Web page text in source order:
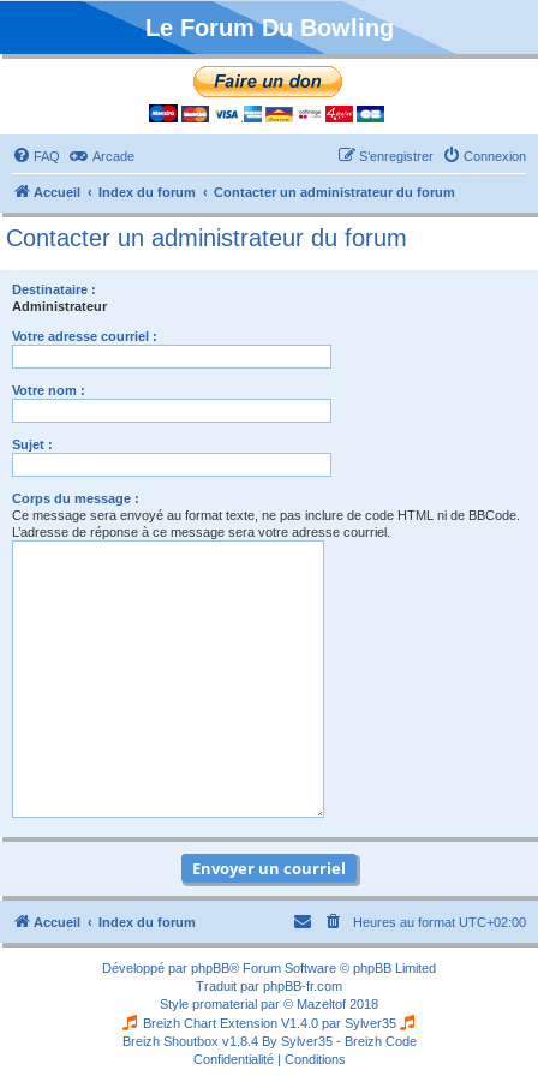
Le Forum Du Bowling
FAQ Arcade Connexion
S’enregistrer
Accueil Index du forum Contacter un administrateur du forum
Contacter un administrateur du forum
Destinataire :
Administrateur
Votre adresse courriel :
Votre nom :
Sujet :
Corps du message :
Ce message sera envoyé au format texte, ne pas inclure de code HTML ni de BBCode.
L’adresse de réponse à ce message sera votre adresse courriel.
Accueil Index du forum Heures au format UTC+02:00
Développé par phpBB® Forum Software © phpBB Limited
Traduit par phpBB-fr.com
Style promaterial par © Mazeltof 2018
Breizh Chart Extension V1.4.0 par Sylver35
Breizh Shoutbox v1.8.4 By Sylver35 - Breizh Code
Confidentialité| Conditions